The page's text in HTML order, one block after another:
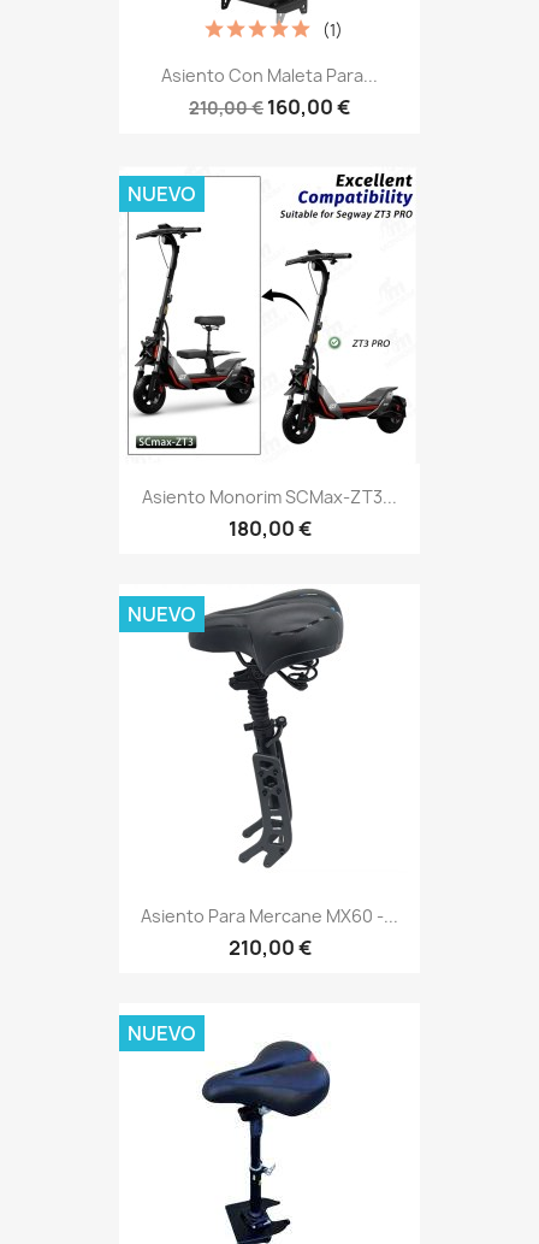
Asiento Con Maleta Para...
210,00 € 160,00 €
(1)
Asiento Monorim SCMax-ZT3...
180,00 €
NUEVO
Asiento Para Mercane MX60 -...
210,00 €
NUEVO
NUEVO